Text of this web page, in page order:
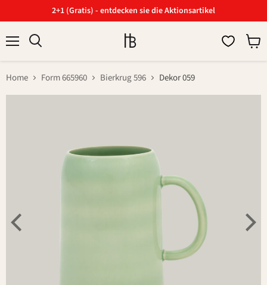
2+1 (Gratis) - entdecken sie die Aktionsartikel
Home Form 665960 Bierkrug 596 Dekor 059